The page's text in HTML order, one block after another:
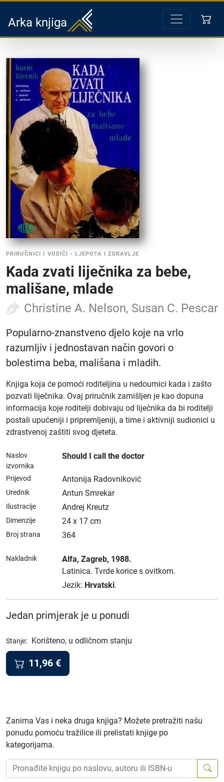
Arka knjiga
PRIRUČNICI I VODIČI • LJEPOTA I ZDRAVLJE
Kada zvati liječnika za bebe,
mališane, mlade
Christine A. Nelson, Susan C. Pescar
Popularno-znanstveno djelo koje na vrlo
razumljiv i jednostavan način govori o
bolestima beba, mališana i mladih.
Knjiga koja će pomoći roditeljina u nedoumici kada i zašto
pozvati liječnika. Ovaj priručnik zamišljen je kao dopuna
informacija koje roditelji dobivaju od liječnika da bi roditelji
postali upućeniji i pripremljeniji, a time i aktivniji sudionici u
zdrastvenoj zaštiti svog djeteta.
Naslov
izvornika
Should I call the doctor
Prijevod Antonija Radovniković
Urednik Antun Smrekar
Ilustracije Andrej Kreutz
Dimenzije 24 x 17 cm
Broj strana 364
Nakladnik Alfa, Zagreb, 1988.
Latinica. Tvrde korice s ovitkom.
Jezik: Hrvatski.
Jedan primjerak je u ponudi
Stanje: Korišteno, u odličnom stanju
11,96 €
Zanima Vas i neka druga knjiga? Možete pretražiti našu
ponudu pomoću tražilice ili prelistati knjige po
kategorijama.